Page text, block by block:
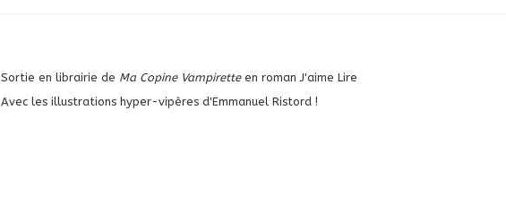
Sortie en librairie de Ma Copine Vampiretteen roman J'aime Lire
Avec les illustrations hyper-vipères d'Emmanuel Ristord !